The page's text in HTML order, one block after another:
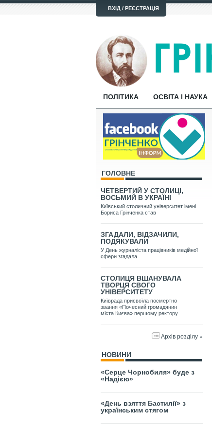
ВХІД / РЕЄСТРАЦІЯ
ПОЛІТИКА ОСВІТА І НАУКА
ГОЛОВНЕ
ЧЕТВЕРТИЙ У СТОЛИЦІ,
ВОСЬМИЙ В УКРАЇНІ
Київський столичний університет імені
Бориса Грінченка став
ЗГАДАЛИ, ВІДЗАЧИЛИ,
ПОДЯКУВАЛИ
У День журналіста працівників медійної
сфери згадала
СТОЛИЦЯ ВШАНУВАЛА
ТВОРЦЯ СВОГО
УНІВЕРСИТЕТУ
Київрада присвоїла посмертно
звання «Почесний громадянин
міста Києва» першому ректору
Архів розділу »
НОВИНИ
«Серце Чорнобиля» буде з
«Надією»
«День взяття Бастилії» з
українським стягом